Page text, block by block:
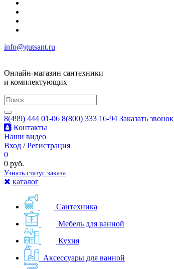
info@gutsant.ru
Онлайн-магазин сантехники
и комплектующих
8(499) 444 01-06 8(800) 333 16-94 Заказать звонок
Контакты
Наши видео
Вход /Регистрация
0
0 руб.
Узнать статус заказа
каталог
Сантехника
Мебель для ванной
Кухня
Аксессуары для ванной